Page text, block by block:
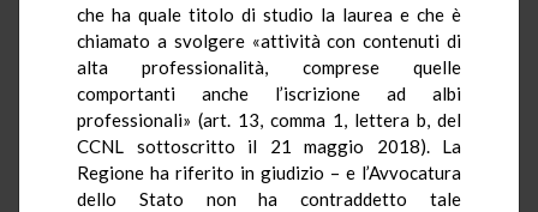
che ha quale titolo di studio la laurea e che è
chiamato a svolgere «attività con contenuti di
alta professionalità, comprese quelle
comportanti anche l’iscrizione ad albi
professionali» (art. 13, comma 1, lettera b, del
CCNL sottoscritto il 21 maggio 2018). La
Regione ha riferito in giudizio – e l’Avvocatura
dello Stato non ha contraddetto tale